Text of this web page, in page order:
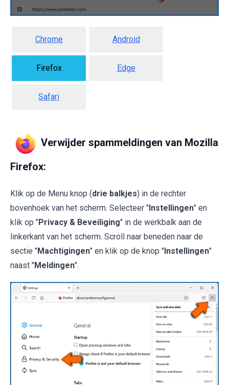
Chrome Android
Firefox Edge
Safari
Verwijder spammeldingen van Mozilla
Firefox:
Klik op de Menu knop (drie balkjes) in de rechter
bovenhoek van het scherm. Selecteer " Instellingen" en
klik op "Privacy & Beveiliging" in de werkbalk aan de
linkerkant van het scherm. Scroll naar beneden naar de
sectie "Machtigingen" en klik op de knop " Instellingen"
naast "Meldingen".